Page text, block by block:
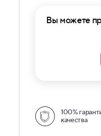
Вы можете
100%
качества